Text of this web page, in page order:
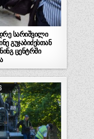
სარიშვილი
გუჯაბიძესთან
ცენტრში
მერი ალექსანდრე
ეკატერინე
სკრინინგ